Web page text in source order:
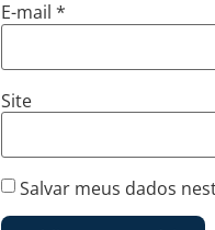
E-mail *
Site
Salvar meus dados